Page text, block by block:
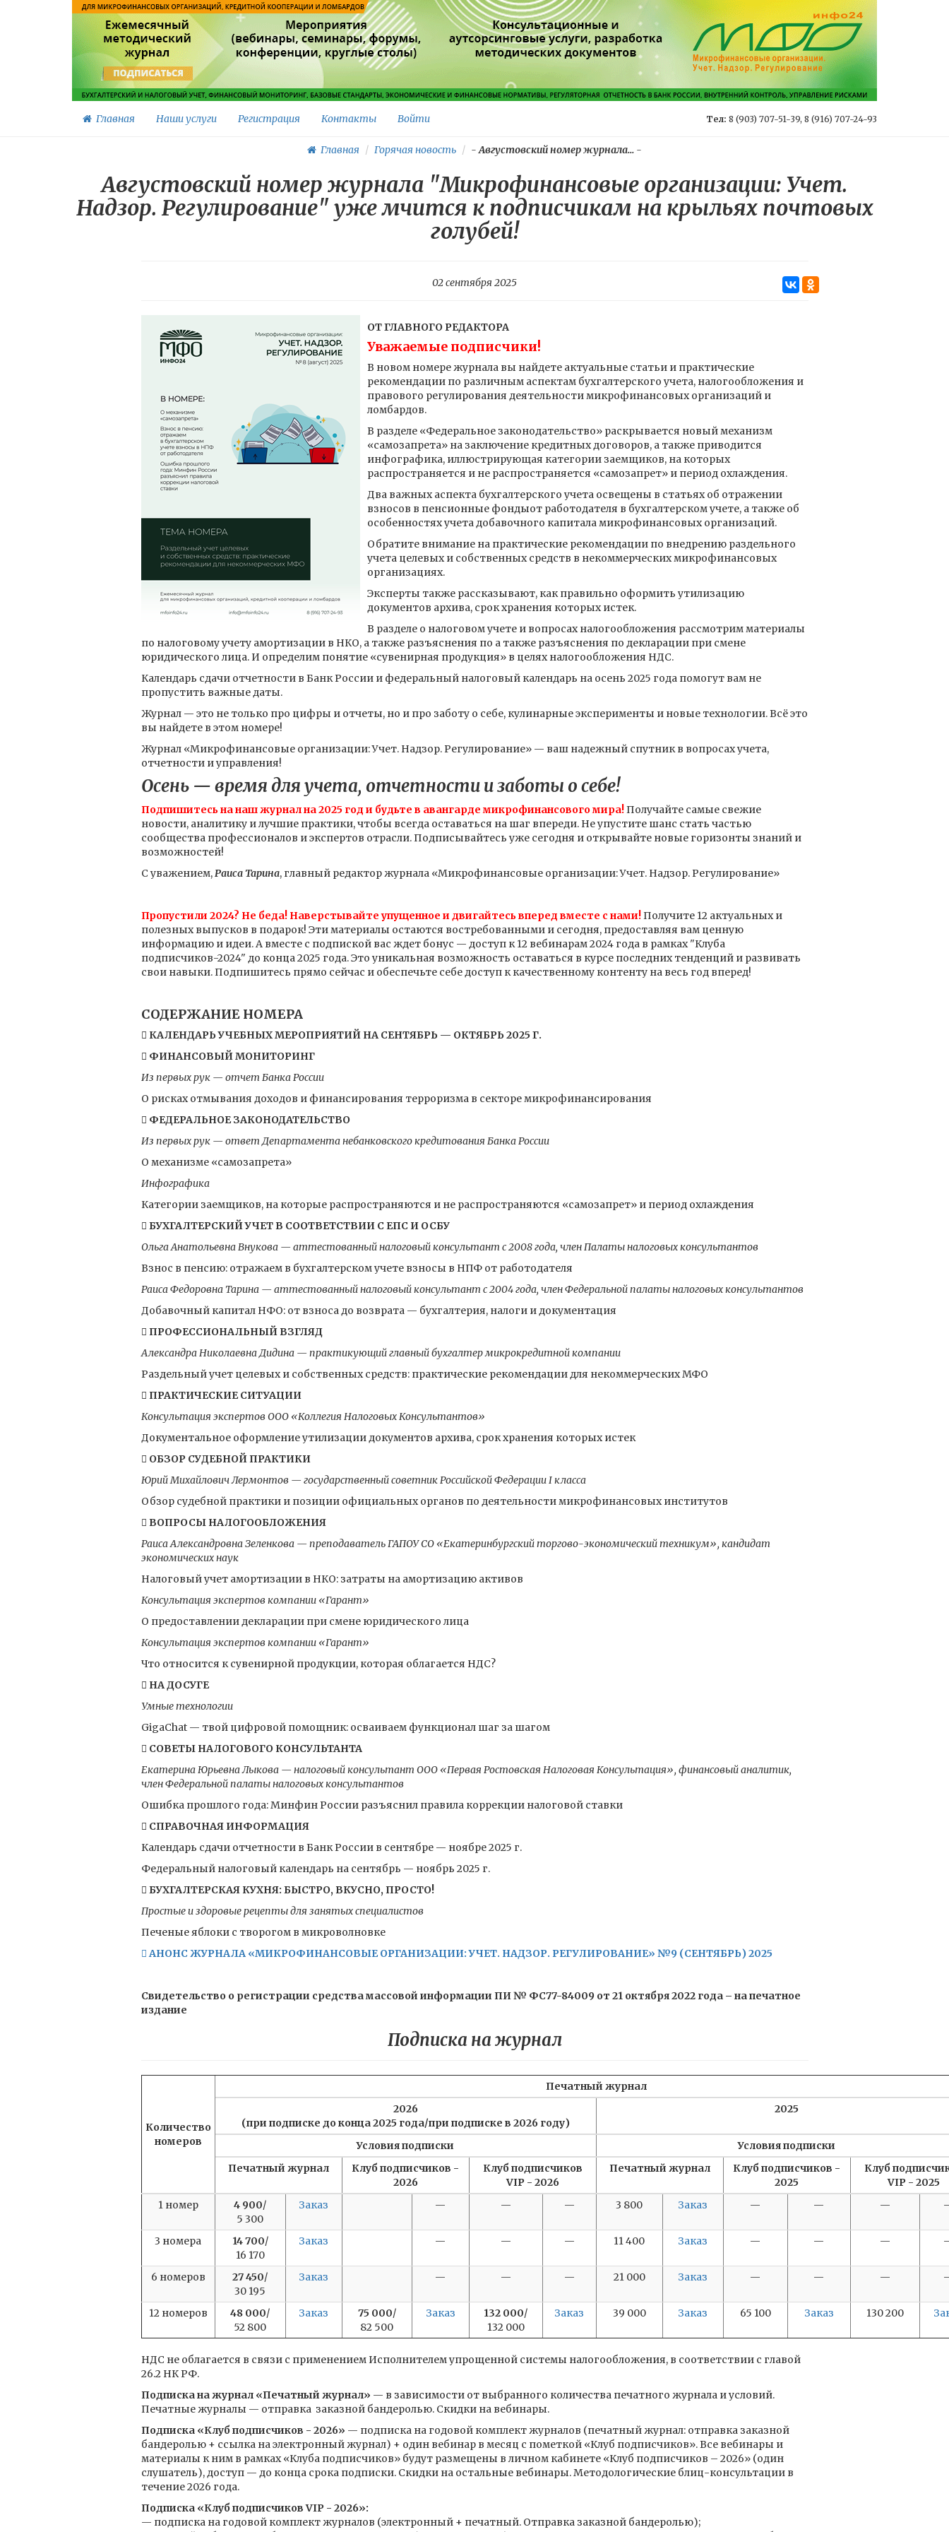
Главная Наши услуги Регистрация Контакты Войти Тел: 8 (903) 707-51-39, 8 (916) 707-24-93
Главная Горячая новость -Августовский номер журнала... -
Августовский номер журнала "Микрофинансовые организации: Учет.
Надзор. Регулирование" уже мчится к подписчикам на крыльях почтовых
голубей!
02 сентября 2025
ОТ ГЛАВНОГО РЕДАКТОРА
Уважаемые подписчики!
В новом номере журнала вы найдете актуальные статьи и практические
рекомендации по различным аспектам бухгалтерского учета, налогообложения и
правового регулирования деятельности микрофинансовых организаций и
ломбардов.
В разделе «Федеральное законодательство» раскрывается новый механизм
«самозапрета» на заключение кредитных договоров, а также приводится
инфографика, иллюстрирующая категории заемщиков, на которых
распространяется и не распространяется «самозапрет» и период охлаждения.
Два важных аспекта бухгалтерского учета освещены в статьях об отражении
взносов в пенсионные фондыот работодателя в бухгалтерском учете, а также об
особенностях учета добавочного капитала микрофинансовых организаций.
Обратите внимание на практические рекомендации по внедрению раздельного
учета целевых и собственных средств в некоммерческих микрофинансовых
организациях.
Эксперты также рассказывают, как правильно оформить утилизацию
документов архива, срок хранения которых истек.
В разделе о налоговом учете и вопросах налогообложения рассмотрим материалы
по налоговому учету амортизации в НКО, а также разъяснения по а также разъяснения по декларации при смене
юридического лица. И определим понятие «сувенирная продукция» в целях налогообложения НДС.
Календарь сдачи отчетности в Банк России и федеральный налоговый календарь на осень 2025 года помогут вам не
пропустить важные даты.
Журнал — это не только про цифры и отчеты, но и про заботу о себе, кулинарные эксперименты и новые технологии. Всё это
вы найдете в этом номере!
Журнал «Микрофинансовые организации: Учет. Надзор. Регулирование» — ваш надежный спутник в вопросах учета,
отчетности и управления!
Осень — время для учета, отчетности и заботы о себе!
Подпишитесь на наш журнал на 2025 год и будьте в авангарде микрофинансового мира!Получайте самые свежие
новости, аналитику и лучшие практики, чтобы всегда оставаться на шаг впереди. Не упустите шанс стать частью
сообщества профессионалов и экспертов отрасли. Подписывайтесь уже сегодня и открывайте новые горизонты знаний и
возможностей!
С уважением,Раиса Тарина, главный редактор журнала «Микрофинансовые организации: Учет. Надзор. Регулирование»
Пропустили 2024? Не беда! Наверстывайте упущенное и двигайтесь вперед вместе с нами!Получите 12 актуальных и
полезных выпусков в подарок! Эти материалы остаются востребованными и сегодня, предоставляя вам ценную
информацию и идеи. А вместе с подпиской вас ждет бонус — доступ к 12 вебинарам 2024 года в рамках "Клуба
подписчиков-2024" до конца 2025 года. Это уникальная возможность оставаться в курсе последних тенденций и развивать
свои навыки. Подпишитесь прямо сейчас и обеспечьте себе доступ к качественному контенту на весь год вперед!
СОДЕРЖАНИЕ НОМЕРА
 КАЛЕНДАРЬ УЧЕБНЫХ МЕРОПРИЯТИЙ НА СЕНТЯБРЬ — ОКТЯБРЬ 2025 Г.
 ФИНАНСОВЫЙ МОНИТОРИНГ
Из первых рук — отчет Банка России
О рисках отмывания доходов и финансирования терроризма в секторе микрофинансирования
 ФЕДЕРАЛЬНОЕ ЗАКОНОДАТЕЛЬСТВО
Из первых рук — ответ Департамента небанковского кредитования Банка России
О механизме «самозапрета»
Инфографика
Категории заемщиков, на которые распространяются и не распространяются «самозапрет» и период охлаждения
 БУХГАЛТЕРСКИЙ УЧЕТ В СООТВЕТСТВИИ С ЕПС И ОСБУ
Ольга Анатольевна Внукова — аттестованный налоговый консультант с 2008 года, член Палаты налоговых консультантов
Взнос в пенсию: отражаем в бухгалтерском учете взносы в НПФ от работодателя
Раиса Федоровна Тарина — аттестованный налоговый консультант с 2004 года, член Федеральной палаты налоговых консультантов
Добавочный капитал НФО: от взноса до возврата — бухгалтерия, налоги и документация
 ПРОФЕССИОНАЛЬНЫЙ ВЗГЛЯД
Александра Николаевна Дидина — практикующий главный бухгалтер микрокредитной компании
Раздельный учет целевых и собственных средств: практические рекомендации для некоммерческих МФО
 ПРАКТИЧЕСКИЕ СИТУАЦИИ
Консультация экспертов ООО «Коллегия Налоговых Консультантов»
Документальное оформление утилизации документов архива, срок хранения которых истек
 ОБЗОР СУДЕБНОЙ ПРАКТИКИ
Юрий Михайлович Лермонтов — государственный советник Российской Федерации I класса
Обзор судебной практики и позиции официальных органов по деятельности микрофинансовых институтов
 ВОПРОСЫ НАЛОГООБЛОЖЕНИЯ
Раиса Александровна Зеленкова — преподаватель ГАПОУ СО «Екатеринбургский торгово-экономический техникум», кандидат
экономических наук
Налоговый учет амортизации в НКО: затраты на амортизацию активов
Консультация экспертов компании «Гарант»
О предоставлении декларации при смене юридического лица
Консультация экспертов компании «Гарант»
Что относится к сувенирной продукции, которая облагается НДС?
 НА ДОСУГЕ
Умные технологии
GigaChat — твой цифровой помощник: осваиваем функционал шаг за шагом
 СОВЕТЫ НАЛОГОВОГО КОНСУЛЬТАНТА
Екатерина Юрьевна Лыкова — налоговый консультант ООО «Первая Ростовская Налоговая Консультация», финансовый аналитик,
член Федеральной палаты налоговых консультантов
Ошибка прошлого года: Минфин России разъяснил правила коррекции налоговой ставки
 СПРАВОЧНАЯ ИНФОРМАЦИЯ
Календарь сдачи отчетности в Банк России в сентябре — ноябре 2025 г.
Федеральный налоговый календарь на сентябрь — ноябрь 2025 г.
 БУХГАЛТЕРСКАЯ КУХНЯ: БЫСТРО, ВКУСНО, ПРОСТО!
Простые и здоровые рецепты для занятых специалистов
Печеные яблоки с творогом в микроволновке
 АНОНС ЖУРНАЛА «МИКРОФИНАНСОВЫЕ ОРГАНИЗАЦИИ: УЧЕТ. НАДЗОР. РЕГУЛИРОВАНИЕ» №9 (СЕНТЯБРЬ) 2025
Свидетельство о регистрации средства массовой информации ПИ № ФС77-84009 от 21 октября 2022 года – на печатное
издание
Подписка на журнал
Количество
номеров
Печатный журнал
2026
(при подписке до конца 2025 года/при подписке в 2026 году)
2025
Условия подписки
Условия подписки
Печатный журнал
Клуб подписчиков -
2026
Клуб подписчиков
VIP - 2026
Печатный журнал
Клуб подписчиков -
2025
Клуб
VIP - 2025
1 номер
4 900/
5 300
Заказ — — — 3 800 Заказ — — —
3 номера 14 700/
16 170
Заказ — — — 11 400 Заказ — — —
6 номеров 27 450/
30 195
Заказ — — — 21 000 Заказ — — —
12 номеров 48 000/
52 800
Заказ 75 000/
82 500
Заказ 132 000/
132 000
Заказ 39 000 Заказ 65 100 Заказ 130 200
НДС не облагается в связи с применением Исполнителем упрощенной системы налогообложения, в соответствии с главой
26.2 НК РФ.
Подписка на журнал «Печатный журнал» — в зависимости от выбранного количества печатного журнала и условий.
Печатные журналы — отправка ­ заказной бандеролью. Скидки на вебинары.
Подписка «Клуб подписчиков - 2026» — подписка на годовой комплект журналов (печатный журнал: отправка заказной
бандеролью + ссылка на электронный журнал) + один вебинар в месяц с пометкой «Клуб подписчиков». Все вебинары и
материалы к ним в рамках «Клуба подписчиков» будут размещены в личном кабинете «Клуб подписчиков – 2026» (один
слушатель), доступ — до конца срока подписки. Скидки на остальные вебинары. Методологические блиц-консультации в
течение 2026 года.
Подписка «Клуб подписчиков VIP - 2026»:
— подписка на годовой комплект журналов (электронный + печатный. Отправка заказной бандеролью);